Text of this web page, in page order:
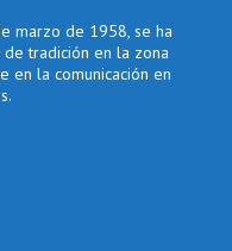
marzo de 1958, se ha
tradición en la zona
en la comunicación en